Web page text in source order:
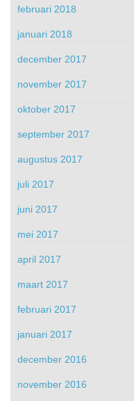
februari 2018
januari 2018
december 2017
november 2017
oktober 2017
september 2017
augustus 2017
juli 2017
juni 2017
mei 2017
april 2017
maart 2017
februari 2017
januari 2017
december 2016
november 2016